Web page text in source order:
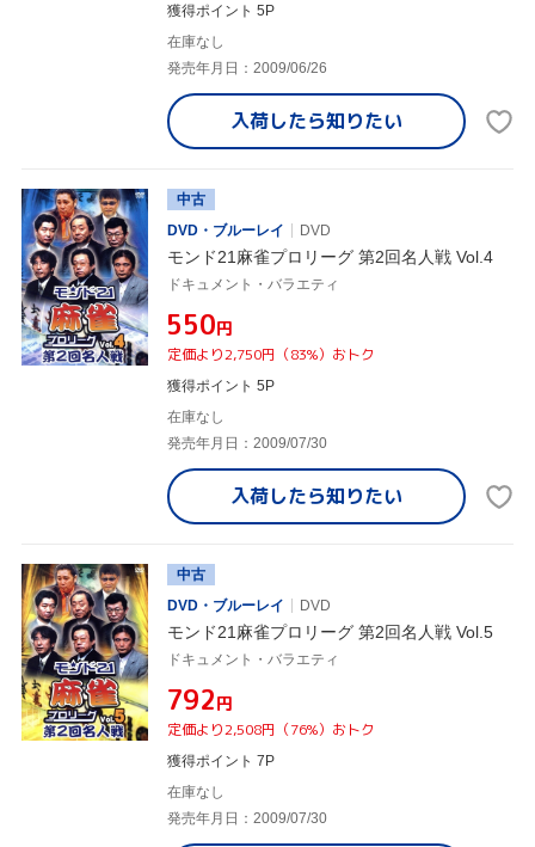
獲得ポイント 5P
在庫なし
発売年月日：2009/06/26
入荷したら知りたい
中古
DVD・ブルーレイ
DVD
モンド21麻雀プロリーグ 第2回名人戦 Vol.4
ドキュメント・バラエティ
¥550円
定価より2,750円（83%）おトク
獲得ポイント 5P
在庫なし
発売年月日：2009/07/30
入荷したら知りたい
中古
DVD・ブルーレイ
DVD
モンド21麻雀プロリーグ 第2回名人戦 Vol.5
ドキュメント・バラエティ
¥792円
定価より2,508円（76%）おトク
獲得ポイント 7P
在庫なし
発売年月日：2009/07/30